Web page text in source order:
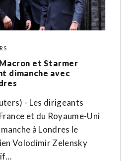
et Starmer
dimanche avec
- Les dirigeants
et du Royaume-Uni
​à ‌Londres le
⁠Volodimir Zelensky